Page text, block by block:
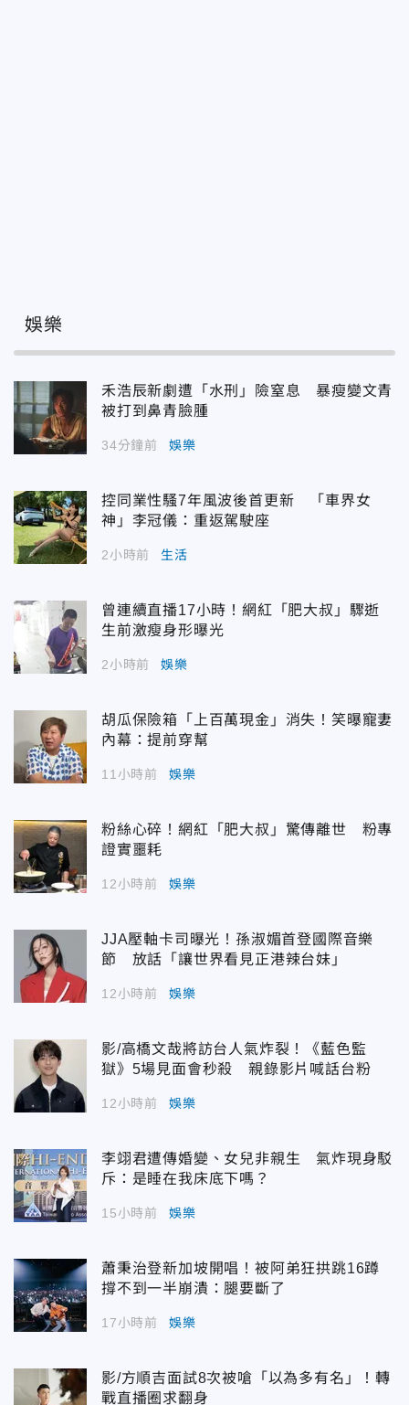
娛樂
禾浩辰新劇遭「水刑」險窒息 暴瘦變文青
被打到鼻青臉腫
34分鐘前 娛樂
控同業性騷7年風波後首更新 「車界女
神」李冠儀：重返駕駛座
2小時前 生活
曾連續直播17小時！網紅「肥大叔」驟逝
生前激瘦身形曝光
2小時前 娛樂
胡瓜保險箱「上百萬現金」消失！笑曝寵妻
內幕：提前穿幫
11小時前 娛樂
粉絲心碎！網紅「肥大叔」驚傳離世 粉專
證實噩耗
12小時前 娛樂
JJA壓軸卡司曝光！孫淑媚首登國際音樂
節 放話「讓世界看見正港辣台妹」
12小時前 娛樂
影/高橋文哉將訪台人氣炸裂！《藍色監
獄》5場見面會秒殺 親錄影片喊話台粉
12小時前 娛樂
李翊君遭傳婚變、女兒非親生 氣炸現身駁
斥：是睡在我床底下嗎？
15小時前 娛樂
蕭秉治登新加坡開唱！被阿弟狂拱跳16蹲
撐不到一半崩潰：腿要斷了
17小時前 娛樂
影/方順吉面試8次被嗆「以為多有名」！轉
戰直播圈求翻身